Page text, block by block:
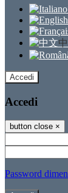
Accedi
Accedi
button close ×
Password